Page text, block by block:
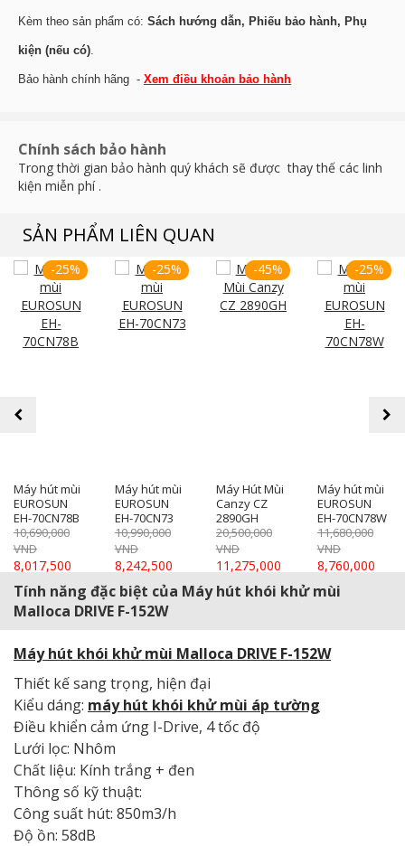
Kèm theo sản phẩm có: Sách hướng dẫn, Phiếu bảo hành, Phụ
kiện (nếu có).
Bảo hành chính hãng - Xem điều khoản bảo hành
Chính sách bảo hành
Trong thời gian bảo hành quý khách sẽ được thay thế các linh
kiện miễn phí .
SẢN PHẨM LIÊN QUAN
-25%
Máy hút mùi
EUROSUN
EH-70CN78B
10,690,000
VND
8,017,500
VND
-25%
Máy hút mùi
EUROSUN
EH-70CN73
10,990,000
VND
8,242,500
VND
-45%
Máy Hút Mùi
Canzy CZ
2890GH
20,500,000
VND
11,275,000
VND
-25%
Máy hút mùi
EUROSUN
EH-70CN78W
11,680,000
VND
8,760,000
VND
prev next
Tính năng đặc biệt của Máy hút khói khử mùi
Malloca DRIVE F-152W
Máy hút khói khử mùi Malloca DRIVE F-152W
Thiết kế sang trọng, hiện đại
Kiểu dáng: máy hút khói khử mùi áp tường
Điều khiển cảm ứng I-Drive, 4 tốc độ
Lưới lọc: Nhôm
Chất liệu: Kính trắng + đen
Thông số kỹ thuật:
Công suất hút: 850m3/h
Độ ồn: 58dB